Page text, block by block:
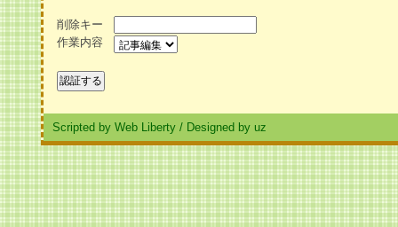
削除キー
作業内容
Scripted by Web Liberty / Designed by uz